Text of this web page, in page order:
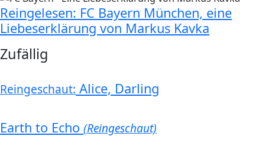
Reingelesen: FC Bayern München, eine
Liebeserklärung von Markus Kavka
Zufällig
Reingeschaut: Alice, Darling
Earth to Echo (Reingeschaut)